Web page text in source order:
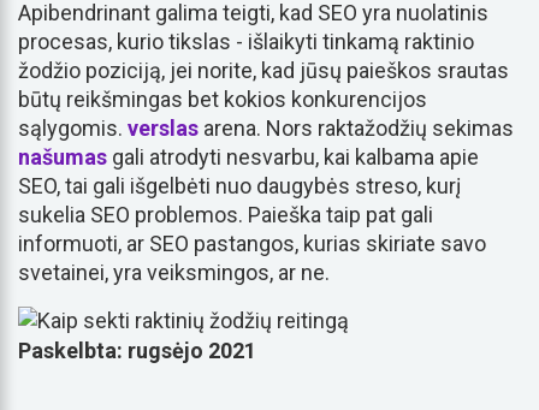
Apibendrinant galima teigti, kad SEO yra nuolatinis
procesas, kurio tikslas - išlaikyti tinkamą raktinio
žodžio poziciją, jei norite, kad jūsų paieškos srautas
būtų reikšmingas bet kokios konkurencijos
sąlygomis. verslas arena. Nors raktažodžių sekimas
našumas gali atrodyti nesvarbu, kai kalbama apie
SEO, tai gali išgelbėti nuo daugybės streso, kurį
sukelia SEO problemos. Paieška taip pat gali
informuoti, ar SEO pastangos, kurias skiriate savo
svetainei, yra veiksmingos, ar ne.
Paskelbta: rugsėjo 2021